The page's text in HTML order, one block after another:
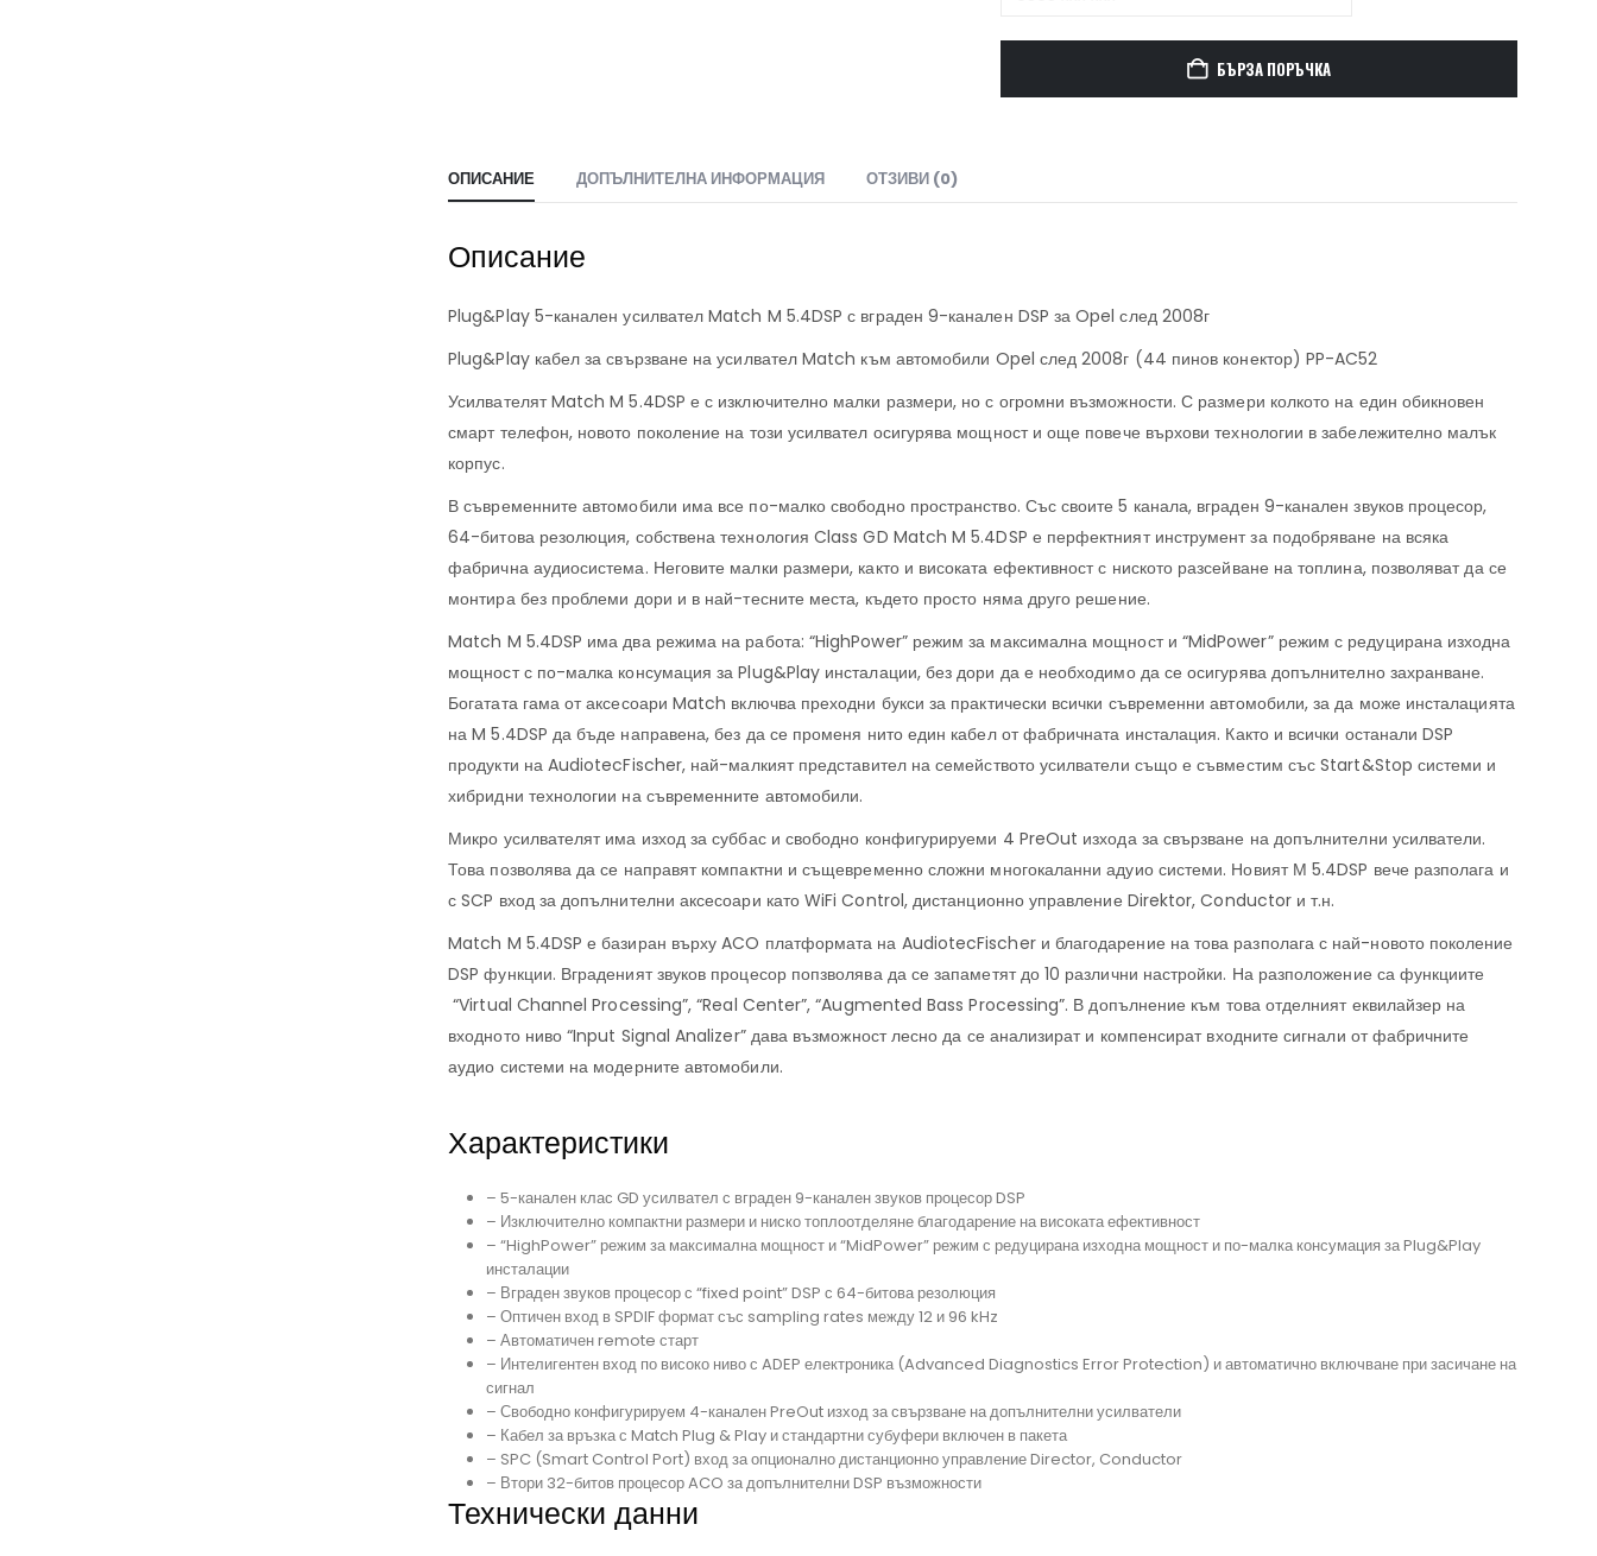
БЪРЗА ПОРЪЧКА
ОПИСАНИЕ ДОПЪЛНИТЕЛНА ИНФОРМАЦИЯ ОТЗИВИ (0)
Описание
Plug&Play 5-канален усилвател Match M 5.4DSP с вграден 9-канален DSP за Opel след 2008г
Plug&Play кабел за свързване на усилвател Match към автомобили Opel след 2008г (44 пинов конектор) PP-AC52
Усилвателят Match M 5.4DSP е с изключително малки размери, но с огромни възможности. С размери колкото на един обикновен
смарт телефон, новото поколение на този усилвател осигурява мощност и още повече върхови технологии в забележително малък
корпус.
В съвременните автомобили има все по-малко свободно пространство. Със своите 5 канала, вграден 9-канален звуков процесор,
64-битова резолюция, собствена технология Class GD Match M 5.4DSP е перфектният инструмент за подобряване на всяка
фабрична аудиосистема. Неговите малки размери, както и високата ефективност с ниското разсейване на топлина, позволяват да се
монтира без проблеми дори и в най-тесните места, където просто няма друго решение.
Match M 5.4DSP има два режима на работа: “HighPower” режим за максимална мощност и “MidPower” режим с редуцирана изходна
мощност с по-малка консумация за Plug&Play инсталации, без дори да е необходимо да се осигурява допълнително захранване.
Богатата гама от аксесоари Match включва преходни букси за практически всички съвременни автомобили, за да може инсталацията
на M 5.4DSP да бъде направена, без да се променя нито един кабел от фабричната инсталация. Както и всички останали DSP
продукти на AudiotecFischer, най-малкият представител на семейството усилватели също е съвместим със Start&Stop системи и
хибридни технологии на съвременните автомобили.
Микро усилвателят има изход за суббас и свободно конфигурируеми 4 PreOut изхода за свързване на допълнителни усилватели.
Това позволява да се направят компактни и същевременно сложни многокаланни адуио системи. Новият М 5.4DSP вече разполага и
с SCP вход за допълнителни аксесоари като WiFi Control, дистанционно управление Direktor, Conductor и т.н.
Match M 5.4DSP е базиран върху ACO платформата на AudiotecFischer и благодарение на това разполага с най-новото поколение
DSP функции. Вграденият звуков процесор попзволява да се запаметят до 10 различни настройки. На разположение са функциите
“Virtual Channel Processing”, “Real Center”, “Augmented Bass Processing”. В допълнение към това отделният еквилайзер на
входното ниво “Input Signal Analizer” дава възможност лесно да се анализират и компенсират входните сигнали от фабричните
аудио системи на модерните автомобили.
Характеристики
– 5-канален клас GD усилвател с вграден 9-канален звуков процесор DSP
– Изключително компактни размери и ниско топлоотделяне благодарение на високата ефективност
– “HighPower” режим за максимална мощност и “MidPower” режим с редуцирана изходна мощност и по-малка консумация за Plug&Play
инсталации
– Вграден звуков процесор с “fixed point” DSP с 64-битова резолюция
– Оптичен вход в SPDIF формат със sampling rates между 12 и 96 kHz
– Автоматичен remote старт
– Интелигентен вход по високо ниво с ADEP електроника (Advanced Diagnostics Error Protection) и автоматично включване при засичане на
сигнал
– Свободно конфигурируем 4-канален PreOut изход за свързване на допълнителни усилватели
– Кабел за връзка с Match Plug & Play и стандартни субуфери включен в пакета
– SPC (Smart Control Port) вход за опционално дистанционно управление Director, Conductor
– Втори 32-битов процесор ACO за допълнителни DSP възможности
Технически данни